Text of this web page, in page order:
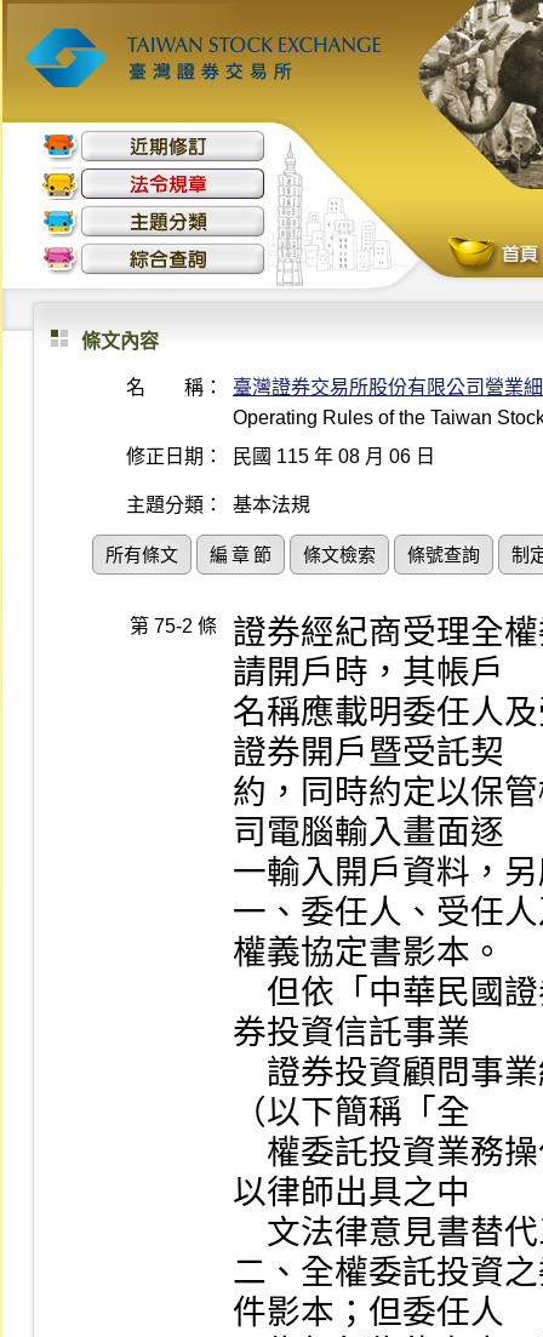
條文內容
名 稱：
臺灣證券交易所股份有限公司營業
Operating Rules of the Taiwan
修正日期：
民國 115 年 08 月 06 日
主題分類： 基本法規
所有條文 編 章 節 條文檢索 條號查詢 制
第 75-2 條
證券經紀商受理全
請開戶時，其帳戶
名稱應載明委任人
證券開戶暨受託契
約，同時約定以保
司電腦輸入畫面逐
一輸入開戶資料，
一、委任人、受任
權義協定書影本。
券投資信託事業
（以下簡稱「全
以律師出具之中
二、全權委託投資
件影本；但委任人